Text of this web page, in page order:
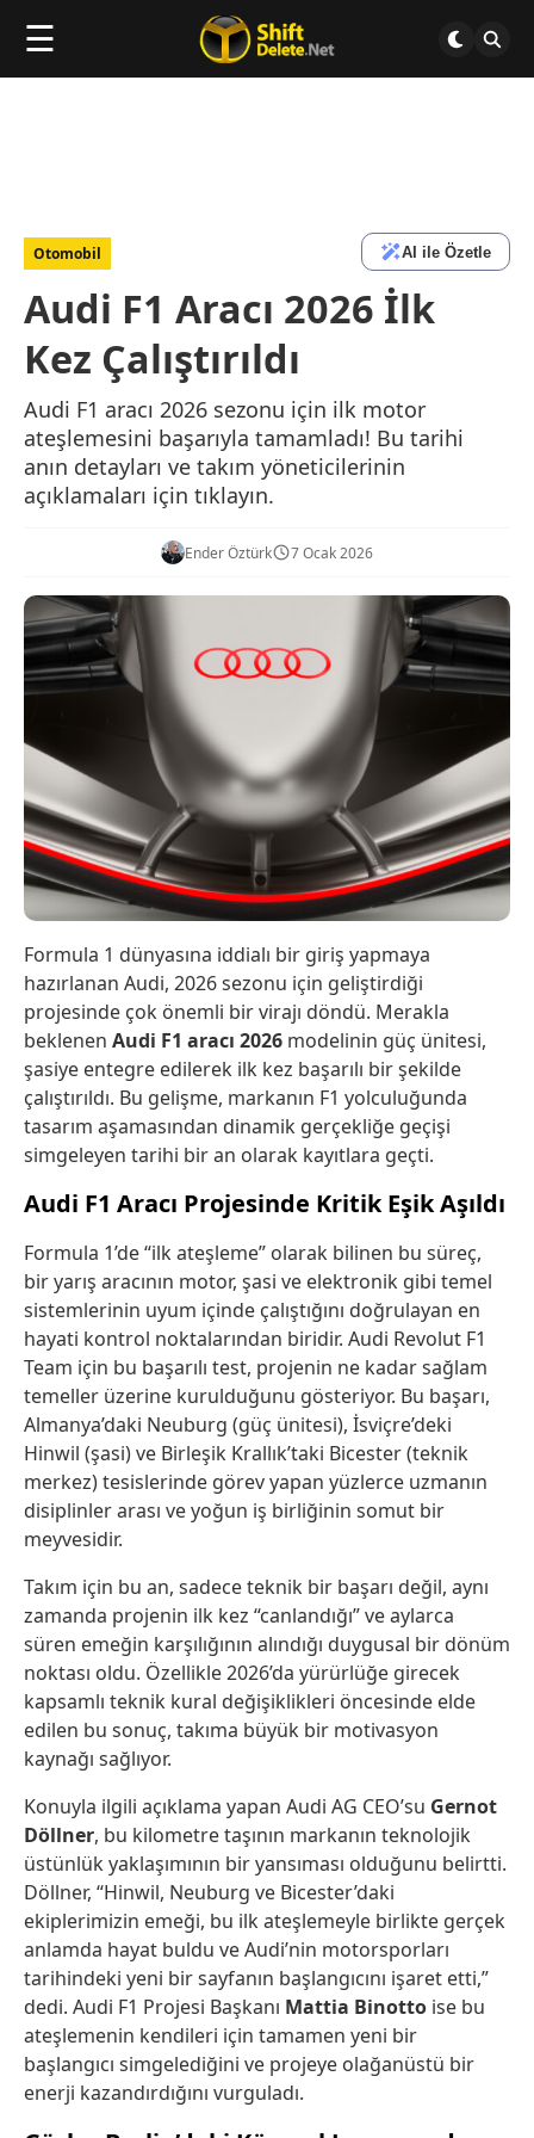
☰
Otomobil AI ile Özetle
Audi F1 Aracı 2026 İlk
Kez Çalıştırıldı
Audi F1 aracı 2026 sezonu için ilk motor
ateşlemesini başarıyla tamamladı! Bu tarihi
anın detayları ve takım yöneticilerinin
açıklamaları için tıklayın.
Ender Öztürk 7 Ocak 2026
Formula 1 dünyasına iddialı bir giriş yapmaya
hazırlanan Audi, 2026 sezonu için geliştirdiği
projesinde çok önemli bir virajı döndü. Merakla
beklenen Audi F1 aracı 2026 modelinin güç ünitesi,
şasiye entegre edilerek ilk kez başarılı bir şekilde
çalıştırıldı. Bu gelişme, markanın F1 yolculuğunda
tasarım aşamasından dinamik gerçekliğe geçişi
simgeleyen tarihi bir an olarak kayıtlara geçti.
Audi F1 Aracı Projesinde Kritik Eşik Aşıldı
Formula 1’de “ilk ateşleme” olarak bilinen bu süreç,
bir yarış aracının motor, şasi ve elektronik gibi temel
sistemlerinin uyum içinde çalıştığını doğrulayan en
hayati kontrol noktalarından biridir. Audi Revolut F1
Team için bu başarılı test, projenin ne kadar sağlam
temeller üzerine kurulduğunu gösteriyor. Bu başarı,
Almanya’daki Neuburg (güç ünitesi), İsviçre’deki
Hinwil (şasi) ve Birleşik Krallık’taki Bicester (teknik
merkez) tesislerinde görev yapan yüzlerce uzmanın
disiplinler arası ve yoğun iş birliğinin somut bir
meyvesidir.
Takım için bu an, sadece teknik bir başarı değil, aynı
zamanda projenin ilk kez “canlandığı” ve aylarca
süren emeğin karşılığının alındığı duygusal bir dönüm
noktası oldu. Özellikle 2026’da yürürlüğe girecek
kapsamlı teknik kural değişiklikleri öncesinde elde
edilen bu sonuç, takıma büyük bir motivasyon
kaynağı sağlıyor.
Konuyla ilgili açıklama yapan Audi AG CEO’su Gernot
Döllner, bu kilometre taşının markanın teknolojik
üstünlük yaklaşımının bir yansıması olduğunu belirtti.
Döllner, “Hinwil, Neuburg ve Bicester’daki
ekiplerimizin emeği, bu ilk ateşlemeyle birlikte gerçek
anlamda hayat buldu ve Audi’nin motorsporları
tarihindeki yeni bir sayfanın başlangıcını işaret etti,”
dedi. Audi F1 Projesi Başkanı Mattia Binotto ise bu
ateşlemenin kendileri için tamamen yeni bir
başlangıcı simgelediğini ve projeye olağanüstü bir
enerji kazandırdığını vurguladı.